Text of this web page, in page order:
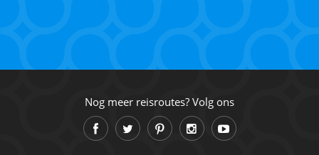
Nog meer reisroutes? Volg ons